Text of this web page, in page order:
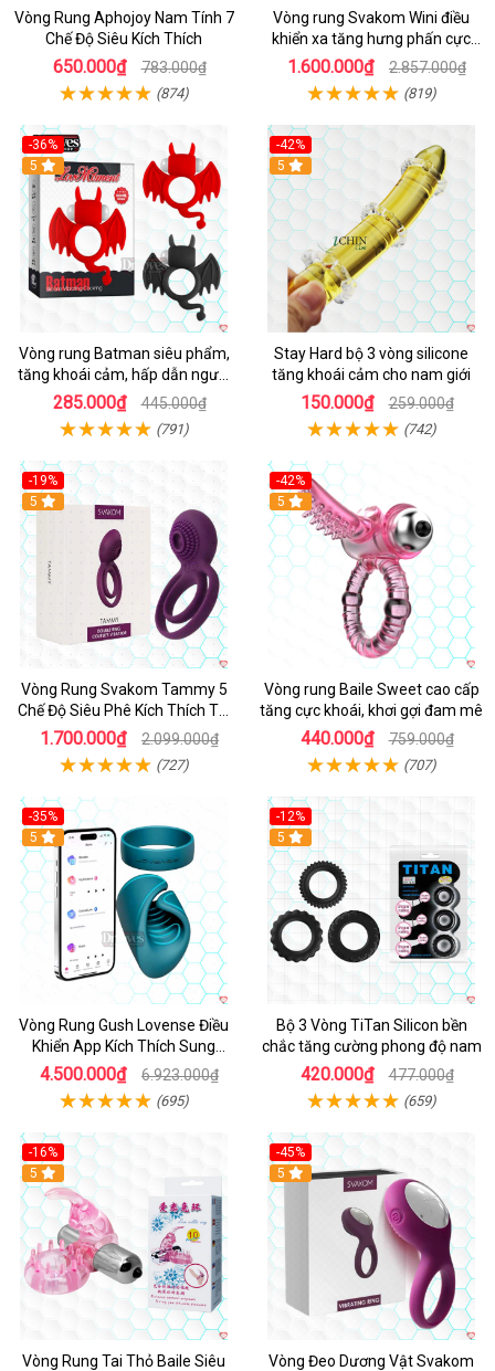
Vòng Rung Aphojoy Nam Tính 7
Chế Độ Siêu Kích Thích
650.000₫ 783.000₫
(874)
Vòng rung Svakom Wini điều
khiển xa tăng hưng phấn cực
đỉnh
1.600.000₫ 2.857.000₫
(819)
-36%
5
Vòng rung Batman siêu phẩm,
tăng khoái cảm, hấp dẫn người
dùng
285.000₫ 445.000₫
(791)
-42%
5
Stay Hard bộ 3 vòng silicone
tăng khoái cảm cho nam giới
150.000₫ 259.000₫
(742)
-19%
5
Vòng Rung Svakom Tammy 5
Chế Độ Siêu Phê Kích Thích Tối
Đa
1.700.000₫ 2.099.000₫
(727)
-42%
5
Vòng rung Baile Sweet cao cấp
tăng cực khoái, khơi gợi đam mê
440.000₫ 759.000₫
(707)
-35%
Hot
5
Vòng Rung Gush Lovense Điều
Khiển App Kích Thích Sung
Sướng
4.500.000₫ 6.923.000₫
(695)
-12%
5
Bộ 3 Vòng TiTan Silicon bền
chắc tăng cường phong độ nam
420.000₫ 477.000₫
(659)
-16%
Hot
5
Vòng Rung Tai Thỏ Baile Siêu
-45%
5
Vòng Đeo Dương Vật Svakom